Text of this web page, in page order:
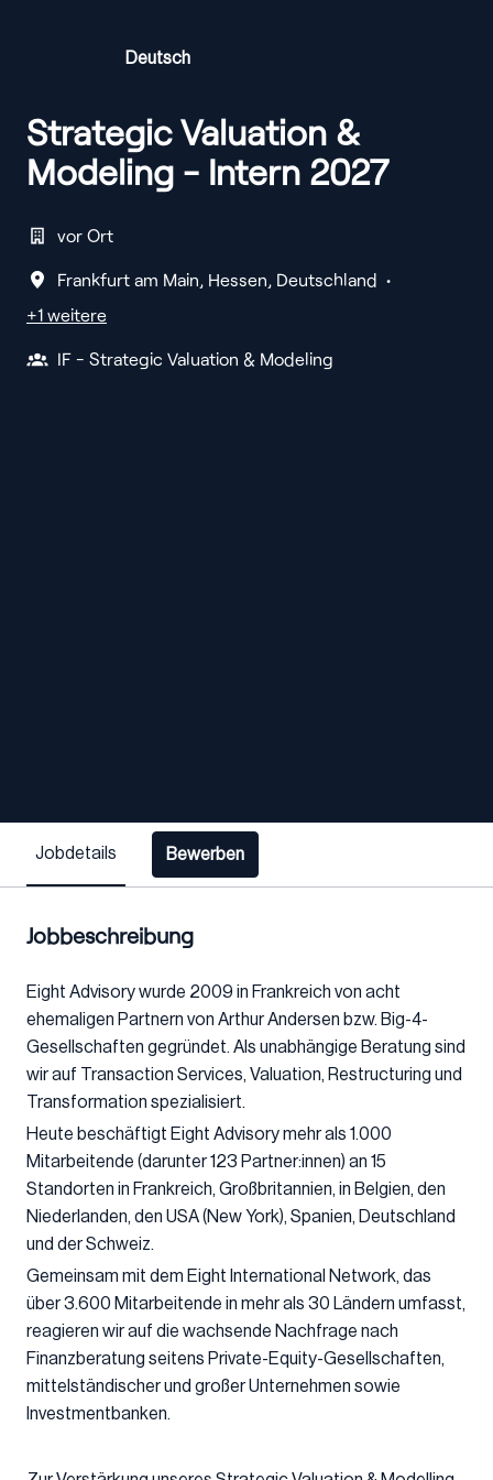
Deutsch
Strategic Valuation &
Modeling - Intern 2027
vor Ort
Frankfurt am Main, Hessen, Deutschland •
+1 weitere
IF - Strategic Valuation & Modeling
Jobdetails Bewerben
Jobbeschreibung
Eight Advisory wurde 2009 in Frankreich von acht
ehemaligen Partnern von Arthur Andersen bzw. Big-4-
Gesellschaften gegründet. Als unabhängige Beratung sind
wir auf Transaction Services, Valuation, Restructuring und
Transformation spezialisiert.
Heute beschäftigt Eight Advisory mehr als 1.000
Mitarbeitende (darunter 123 Partner:innen) an 15
Standorten in Frankreich, Großbritannien, in Belgien, den
Niederlanden, den USA (New York), Spanien, Deutschland
und der Schweiz.
Gemeinsam mit dem Eight International Network, das
über 3.600 Mitarbeitende in mehr als 30 Ländern umfasst,
reagieren wir auf die wachsende Nachfrage nach
Finanzberatung seitens Private-Equity-Gesellschaften,
mittelständischer und großer Unternehmen sowie
Investmentbanken.